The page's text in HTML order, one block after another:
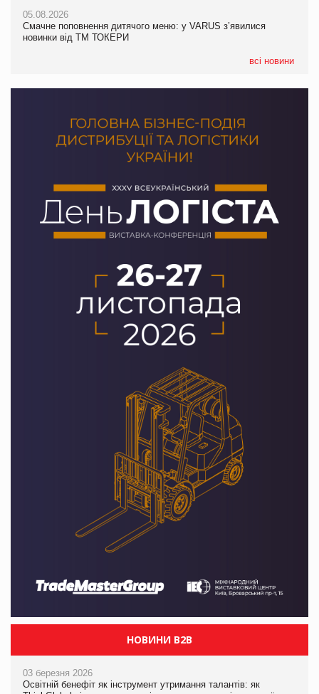
05.08.2026
Смачне поповнення дитячого меню: у VARUS з’явилися
новинки від ТМ ТОКЕРИ
всі новини
04.08.2026
Через атаку РФ у Дніпрі пошкоджено склад шоколаду
Millennium
НОВИНИ B2B
03 березня 2026
Освітній бенефіт як інструмент утримання талантів: як